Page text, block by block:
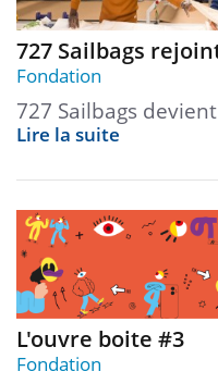
727 Sailbags
Fondation
727 Sailbags
Lire la suite
L'ouvre boite #3
Fondation